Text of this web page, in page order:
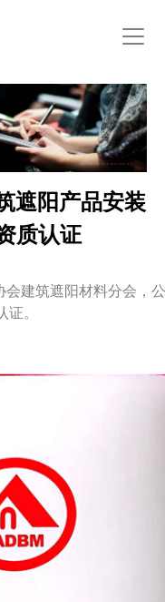
遮阳产品安装
质认证
建筑遮阳材料分会，
。